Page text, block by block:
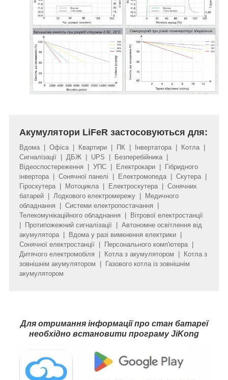
Акумулятори LiFeR застосовуються для:
Вдома | Офіса | Квартири | ПК | Інвертатора | Котла |
Сигналізації | ДБЖ | UPS | Безперебійника |
Відеоспостереження | УПС | Електрокари | Гібридного
інвертора | Сонячної панелі | Електромопеда | Скутера |
Гіроскутера | Мотоцикла | Електроскутера | Сонячних
батарей | Лодкового електромережу | Медичного
обладнання | Системи електропостачання |
Телекомунікаційного обладнання | Вітрової електростанції
| Протипожежний сигналізації | Автономне освітлення від
акумулятора | Вдома у разі вимкнення електрики |
Сонячної електростанції | Персонального комп'ютера |
Дитячого електромобіля | Котла з акумулятором | Котла з
зовнішнім акумулятором | Газового котла із зовнішнім
акумулятором
Для отримання інформації про стан батареї
необхідно встановити програму JiKong